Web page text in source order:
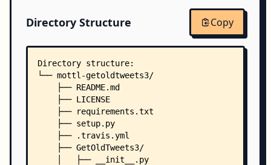
Directory Structure Copy
Directory structure:
└── mottl-getoldtweets3/
    ├── README.md
    ├── LICENSE
    ├── requirements.txt
    ├── setup.py
    ├── .travis.yml
    ├── GetOldTweets3/
    │   ├── __init__.py